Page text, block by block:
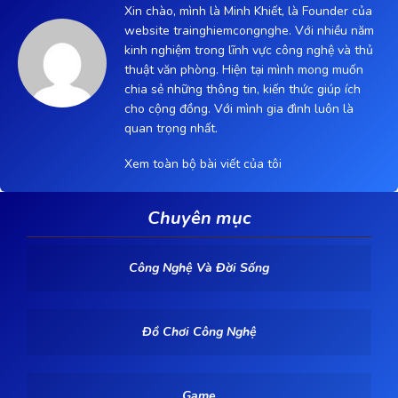
Xin chào, mình là Minh Khiết, là Founder của
website trainghiemcongnghe. Với nhiều năm
kinh nghiệm trong lĩnh vực công nghệ và thủ
thuật văn phòng. Hiện tại mình mong muốn
chia sẻ những thông tin, kiến thức giúp ích
cho cộng đồng. Với mình gia đình luôn là
quan trọng nhất.
Xem toàn bộ bài viết của tôi
Chuyên mục
Công Nghệ Và Đời Sống
Đồ Chơi Công Nghệ